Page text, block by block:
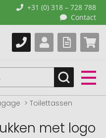
+31 (0) 318 – 728 788
Contact
Toilettassen
met logo